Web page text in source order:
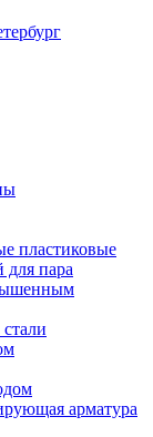
пластиковые
для пара
арматура